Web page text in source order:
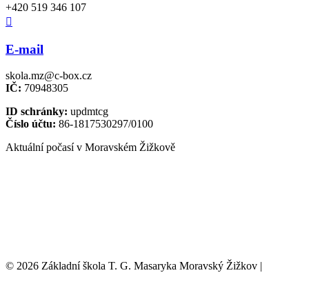
+420 519 346 107

E-mail
skola.mz@c-box.cz
IČ: 70948305
ID schránky: updmtcg
Číslo účtu: 86-1817530297/0100
Aktuální počasí v Moravském Žižkově
© 2026 Základní škola T. G. Masaryka Moravský Žižkov |